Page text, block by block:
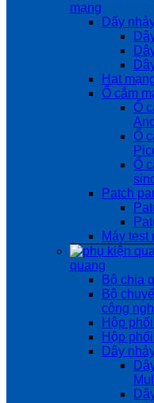
mạng
Dẩy
Hạt
Ổ cắm
Ổ
Ổ
Ổ
Patch
Máy test
quang
Bộ chia
Bộ
công
Hộp
Hộp
Dây